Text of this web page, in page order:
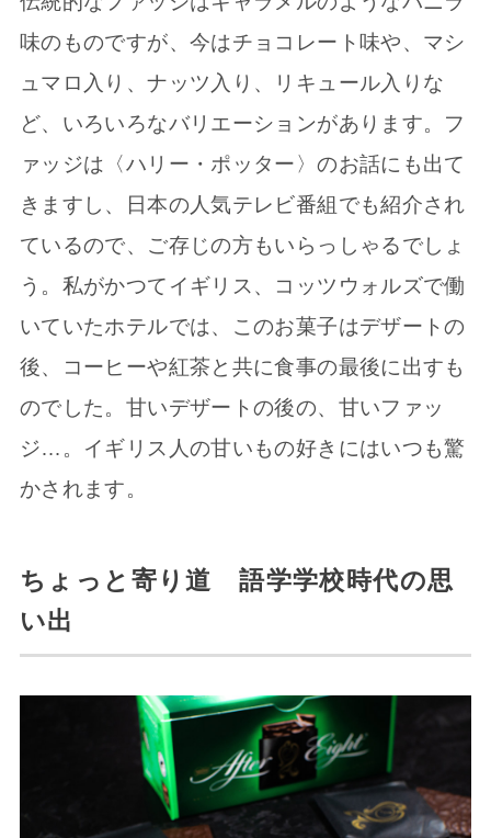
味のものですが、今はチョコレート味や、マシ
ュマロ入り、ナッツ入り、リキュール入りな
ど、いろいろなバリエーションがあります。フ
ァッジは〈ハリー・ポッター〉のお話にも出て
きますし、日本の人気テレビ番組でも紹介され
ているので、ご存じの方もいらっしゃるでしょ
う。私がかつてイギリス、コッツウォルズで働
いていたホテルでは、このお菓子はデザートの
後、コーヒーや紅茶と共に食事の最後に出すも
のでした。甘いデザートの後の、甘いファッ
ジ…。イギリス人の甘いもの好きにはいつも驚
かされます。
ちょっと寄り道 語学学校時代の思
い出